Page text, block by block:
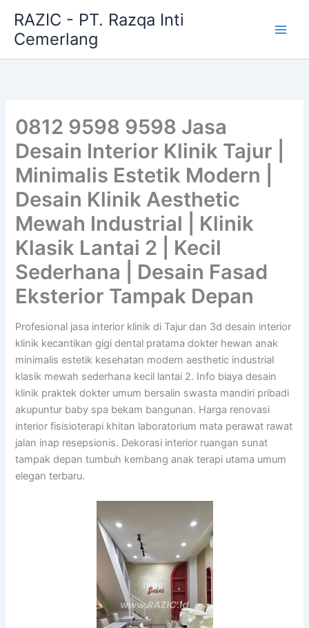
content
RAZIC - PT. Razqa Inti
Cemerlang
0812 9598 9598 Jasa
Desain Interior Klinik Tajur |
Minimalis Estetik Modern |
Desain Klinik Aesthetic
Mewah Industrial | Klinik
Klasik Lantai 2 | Kecil
Sederhana | Desain Fasad
Eksterior Tampak Depan
Profesional jasa interior klinik di Tajur dan 3d desain interior
klinik kecantikan gigi dental pratama dokter hewan anak
minimalis estetik kesehatan modern aesthetic industrial
klasik mewah sederhana kecil lantai 2. Info biaya desain
klinik praktek dokter umum bersalin swasta mandiri pribadi
akupuntur baby spa bekam bangunan. Harga renovasi
interior fisisioterapi khitan laboratorium mata perawat rawat
jalan inap resepsionis. Dekorasi interior ruangan sunat
tampak depan tumbuh kembang anak terapi utama umum
elegan terbaru.